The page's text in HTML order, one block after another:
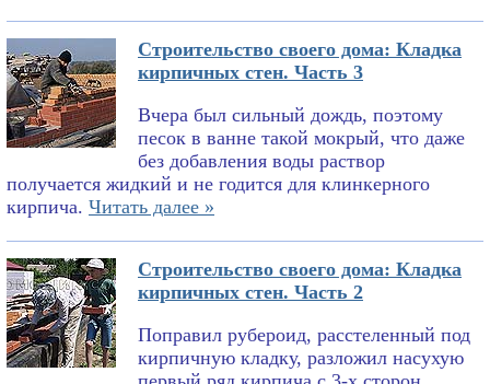
Строительство своего дома: Кладка
кирпичных стен. Часть 3
Вчера был сильный дождь, поэтому
песок в ванне такой мокрый, что даже
без добавления воды раствор
получается жидкий и не годится для клинкерного
кирпича. Читать далее »
Строительство своего дома: Кладка
кирпичных стен. Часть 2
Поправил рубероид, расстеленный под
кирпичную кладку, разложил насухую